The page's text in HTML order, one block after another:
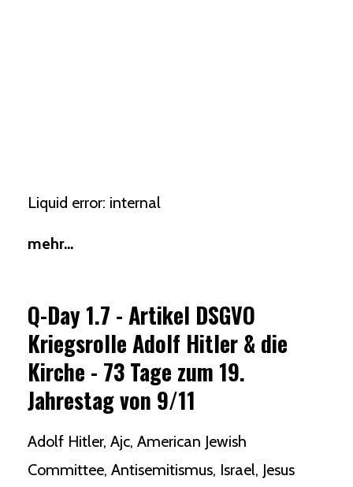
Liquid error: internal
mehr...
Q-Day 1.7 - Artikel DSGVO
Kriegsrolle Adolf Hitler & die
Kirche - 73 Tage zum 19.
Jahrestag von 9/11
Adolf Hitler Ajc American Jewish
Committee Antisemitismus Israel Jesus